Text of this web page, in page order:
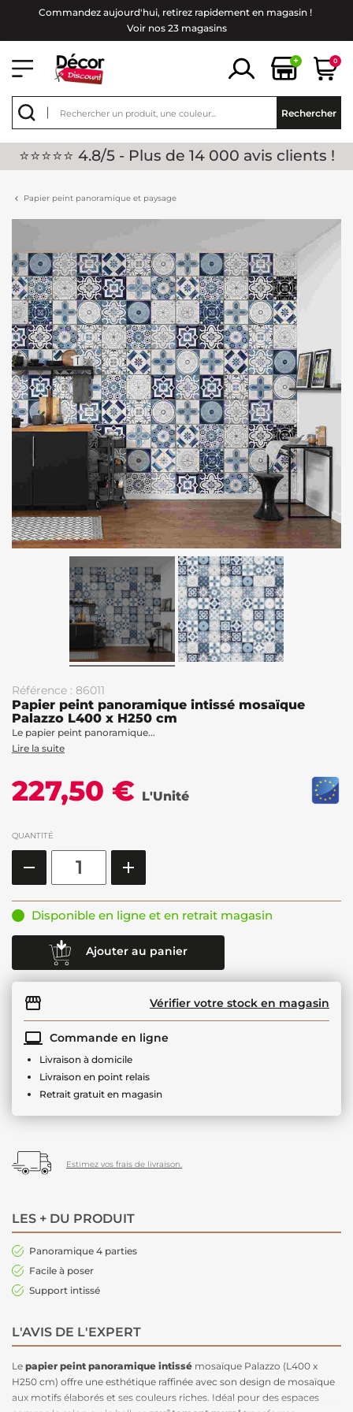
Commandez aujourd'hui, retirez rapidement en magasin !
Voir nos 23 magasins
+ 0
Rechercher
⭐⭐⭐⭐⭐ 4.8/5 - Plus de 14 000 avis clients !
Papier peint panoramique et paysage
Référence : 86011
Papier peint panoramique intissé mosaïque
Palazzo L400 x H250 cm
Le papier peint panoramique...
Lire la suite
227,50 € L'Unité
QUANTITÉ
Disponible en ligne et en retrait magasin
Ajouter au panier
Vérifier votre stock en magasin
Commande en ligne
Livraison à domicile
Livraison en point relais
Retrait gratuit en magasin
Estimez vos frais de livraison.
LES + DU PRODUIT
Panoramique 4 parties
Facile à poser
Support intissé
L'AVIS DE L'EXPERT
Le papier peint panoramique intissé mosaïque Palazzo (L400 x
H250 cm) offre une esthétique raffinée avec son design de mosaïque
aux motifs élaborés et ses couleurs riches. Idéal pour des espaces